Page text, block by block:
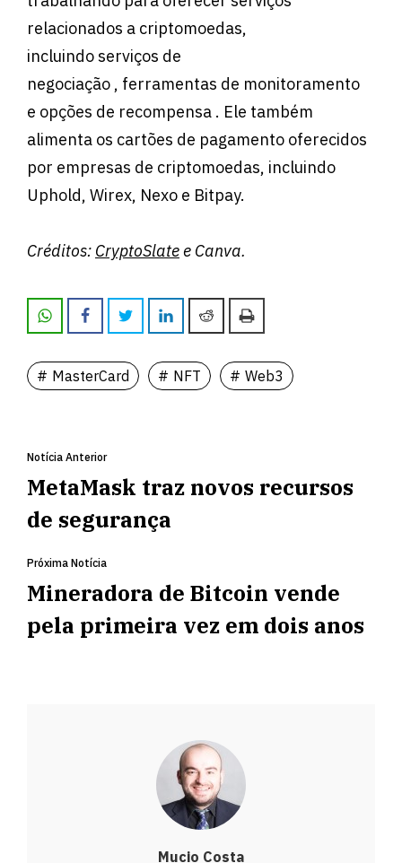
relacionados a criptomoedas,
incluindo serviços de
negociação , ferramentas de monitoramento
e opções de recompensa . Ele também
alimenta os cartões de pagamento oferecidos
por empresas de criptomoedas, incluindo
Uphold, Wirex, Nexo e Bitpay.
Créditos: CryptoSlatee Canva.
MasterCard NFT Web3
Notícia Anterior
MetaMask traz novos recursos
de segurança
Próxima Notícia
Mineradora de Bitcoin vende
pela primeira vez em dois anos
Mucio Costa